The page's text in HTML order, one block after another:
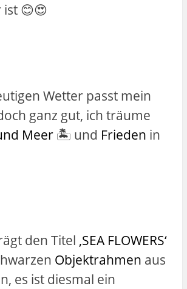
😊😍
Wetter passt mein
ganz gut, ich träume
Meer🏝️ und Frieden in
den Titel ‚SEA FLOWERS‘
Objektrahmen aus
es ist diesmal ein